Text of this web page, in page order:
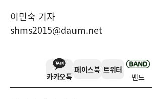
이민숙 기자
shms2015@daum.net
카카오톡
페이스북 트위터
밴드